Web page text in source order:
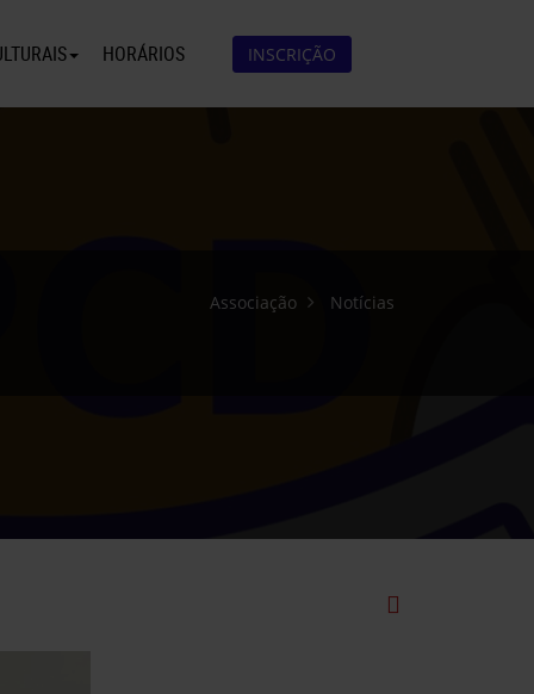
HORÁRIOS INSCRIÇÃO
Associação Notícias